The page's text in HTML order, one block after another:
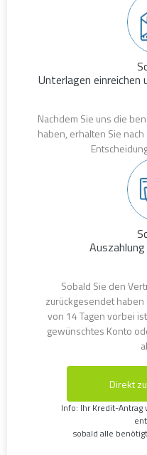
Unterlagen
Nachdem Sie uns die
haben, erhalten Sie
Sobald Sie den
zurückgesendet
von 14 Tagen vorbei
gewünschtes Konto
Direkt
Info: Ihr Kredit-
sobald alle